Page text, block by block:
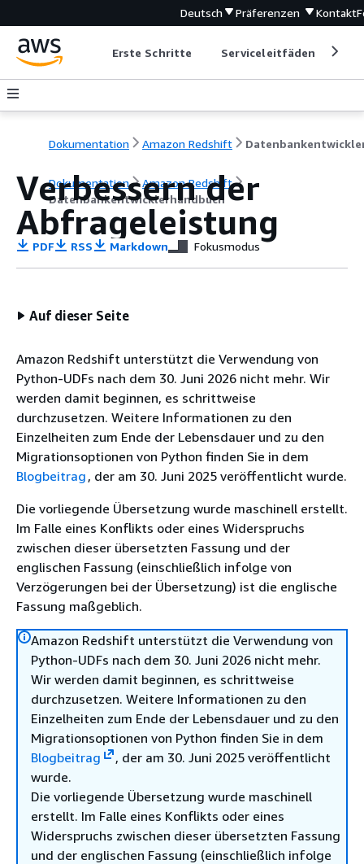
Deutsch Präferenzen Kontakt
Erste Schritte Serviceleitfäden
Dokumentation Amazon Redshift
Dokumentation
Amazon Redshift
Datenbankentwicklerhandbuch
Verbessern der
Abfrageleistung
PDF RSS Markdown Fokusmodus
Auf dieser Seite
Amazon Redshift unterstützt die Verwendung von
Python-UDFs nach dem 30. Juni 2026 nicht mehr. Wir
werden damit beginnen, es schrittweise
durchzusetzen. Weitere Informationen zu den
Einzelheiten zum Ende der Lebensdauer und zu den
Migrationsoptionen von Python finden Sie in dem
Blogbeitrag , der am 30. Juni 2025 veröffentlicht wurde.
Die vorliegende Übersetzung wurde maschinell erstellt.
Im Falle eines Konflikts oder eines Widerspruchs
zwischen dieser übersetzten Fassung und der
englischen Fassung (einschließlich infolge von
Verzögerungen bei der Übersetzung) ist die englische
Fassung maßgeblich.
Amazon Redshift unterstützt die Verwendung von
Python-UDFs nach dem 30. Juni 2026 nicht mehr.
Wir werden damit beginnen, es schrittweise
durchzusetzen. Weitere Informationen zu den
Einzelheiten zum Ende der Lebensdauer und zu den
Migrationsoptionen von Python finden Sie in dem
Blogbeitrag
, der am 30. Juni 2025 veröffentlicht
wurde.
Die vorliegende Übersetzung wurde maschinell
erstellt. Im Falle eines Konflikts oder eines
Widerspruchs zwischen dieser übersetzten Fassung
und der englischen Fassung (einschließlich infolge